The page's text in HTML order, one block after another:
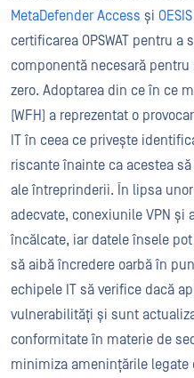
MetaDefender Access și
certificarea OPSWAT pentru
componentă necesară
zero. Adoptarea din ce în ce
(WFH) a reprezentat o
IT în ceea ce privește
riscante înainte ca acestea
ale întreprinderii. În lipsa
adecvate, conexiunile VPN
încălcate, iar datele însele
să aibă încredere oarbă în
echipele IT să verifice dacă
vulnerabilități și sunt
conformitate în materie de
minimiza amenințările legate